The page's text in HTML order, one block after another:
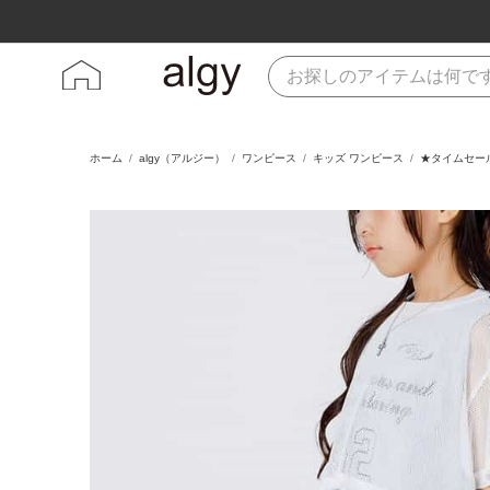
ホーム algy（アルジー） ワンピース キッズ ワンピース ★タイムセー